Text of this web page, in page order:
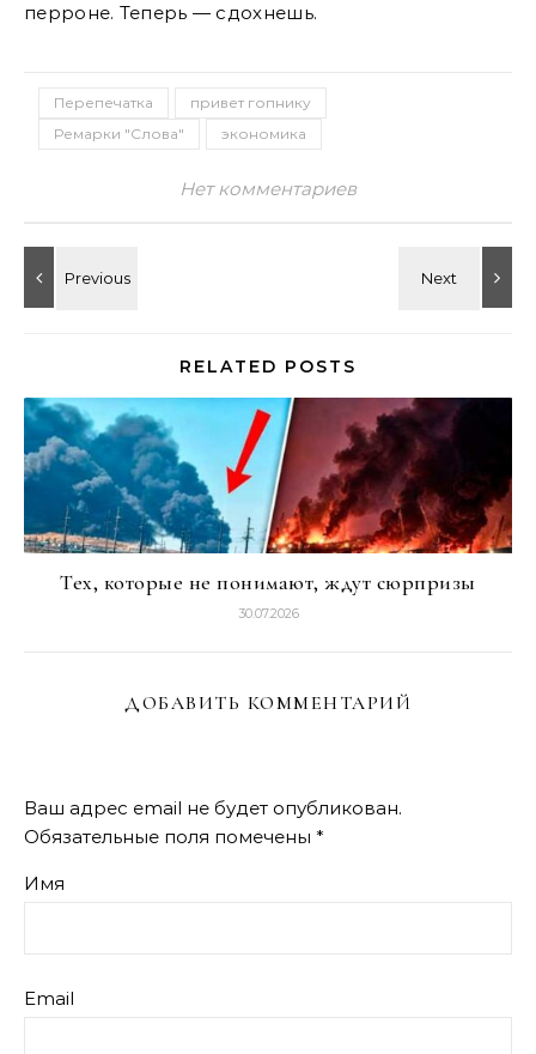
перроне. Теперь — сдохнешь.
Перепечатка
привет гопнику
Ремарки "Слова"
экономика
Нет комментариев
RELATED POSTS
Тех, которые не понимают, ждут сюрпризы
30.07.2026
ДОБАВИТЬ КОММЕНТАРИЙ
Ваш адрес email не будет опубликован.
Обязательные поля помечены *
Имя
Email